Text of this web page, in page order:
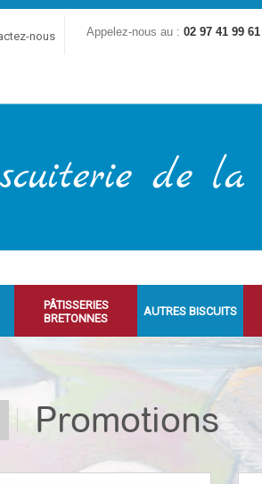
nous Appelez-nous au : 02 97 41 99 61
PÂTISSERIES
BRETONNES
AUTRES BISCUITS
Promotions